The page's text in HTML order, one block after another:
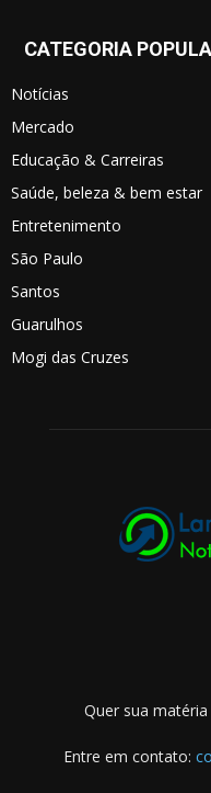
CATEGORIA
Notícias
Mercado
Educação & Carreiras
Saúde, beleza & bem estar
Entretenimento
São Paulo
Santos
Guarulhos
Mogi das Cruzes
Quer sua
Entre em contato: